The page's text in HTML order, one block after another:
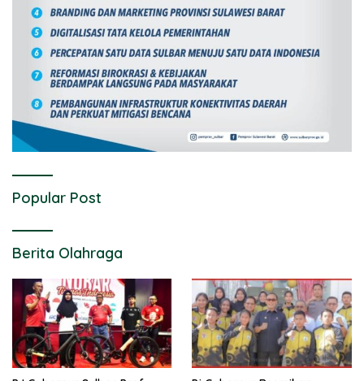
Popular Post
Berita Olahraga